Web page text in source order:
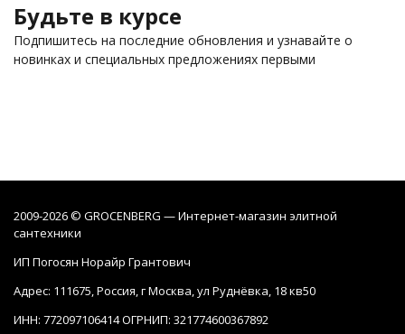
Будьте в курсе
Подпишитесь на последние обновления и узнавайте о
новинках и специальных предложениях первыми
2009-2026 © GROCENBERG — Интернет-магазин элитной
сантехники
ИП Погосян Норайр Грантович
Адрес: 111675, Россия, г Москва, ул Руднёвка, 18 кв50
ИНН: 772097106414 ОГРНИП: 321774600367892